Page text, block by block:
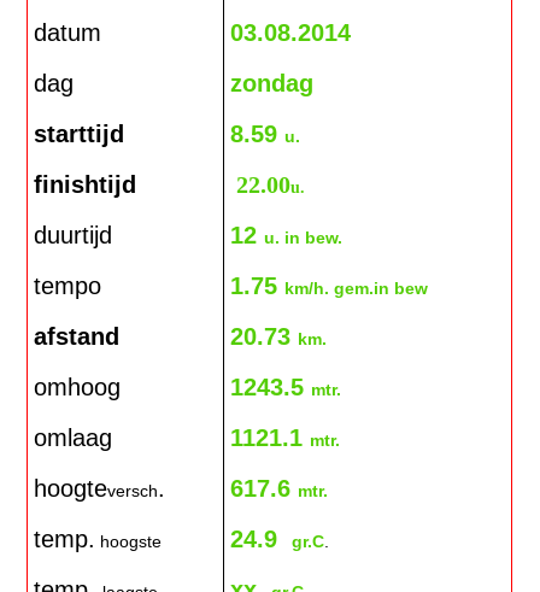
datum
03.08.2014
dag
zondag
starttijd
8.59u.
finishtijd 22.00u.
duurtijd 12u. in bew.
tempo 1.75 km/h. gem.in bew
afstand 20.73 km.
omhoog 1243.5 mtr.
omlaag 1121.1 mtr.
hoogteversch. 617.6 mtr.
temp. hoogste 24.9gr.C